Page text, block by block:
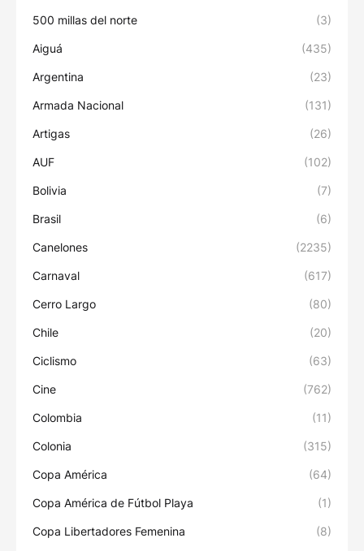
500 millas del norte (3)
Aiguá (435)
Argentina (23)
Armada Nacional (131)
Artigas (26)
AUF (102)
Bolivia (7)
Brasil (6)
Canelones (2235)
Carnaval (617)
Cerro Largo (80)
Chile (20)
Ciclismo (63)
Cine (762)
Colombia (11)
Colonia (315)
Copa América (64)
Copa América de Fútbol Playa (1)
Copa Libertadores Femenina (8)